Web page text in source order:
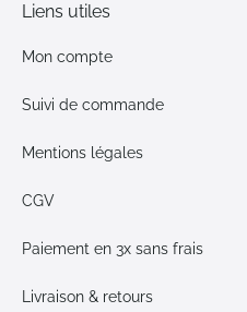
Liens utiles
Mon compte
Suivi de commande
Mentions légales
CGV
Paiement en 3x sans frais
Livraison & retours